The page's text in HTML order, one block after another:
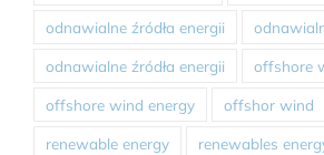
odnawialne źródła energii
odnawialne źródła energii offshore
offshore wind energy offshor wind
renewable energy renewables